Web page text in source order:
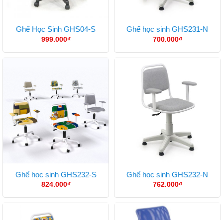
Ghế Học Sinh GHS04-S
999.000₫
Ghế học sinh GHS231-N
700.000₫
Ghế học sinh GHS232-S
824.000₫
Ghế học sinh GHS232-N
762.000₫